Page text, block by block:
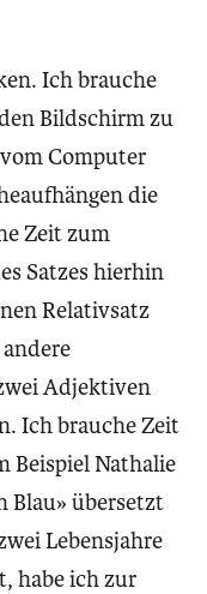
Ich brauche
Bildschirm zu
Computer
die
Zeit zum
Satzes hierhin
Relativsatz
Adjektiven
Ich brauche Zeit
Beispiel Nathalie
Blau» übersetzt
Lebensjahre
habe ich zur